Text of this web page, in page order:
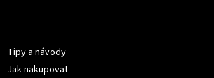
Tipy a návody
Jak nakupovat